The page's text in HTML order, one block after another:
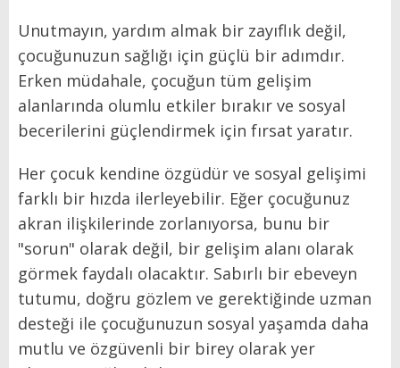
Unutmayın, yardım almak bir zayıflık değil,
çocuğunuzun sağlığı için güçlü bir adımdır.
Erken müdahale, çocuğun tüm gelişim
alanlarında olumlu etkiler bırakır ve sosyal
becerilerini güçlendirmek için fırsat yaratır.
Her çocuk kendine özgüdür ve sosyal gelişimi
farklı bir hızda ilerleyebilir. Eğer çocuğunuz
akran ilişkilerinde zorlanıyorsa, bunu bir
"sorun" olarak değil, bir gelişim alanı olarak
görmek faydalı olacaktır. Sabırlı bir ebeveyn
tutumu, doğru gözlem ve gerektiğinde uzman
desteği ile çocuğunuzun sosyal yaşamda daha
mutlu ve özgüvenli bir birey olarak yer